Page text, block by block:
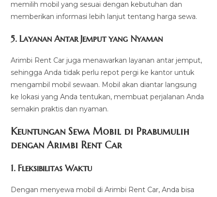
memilih mobil yang sesuai dengan kebutuhan dan
memberikan informasi lebih lanjut tentang harga sewa.
5.Layanan Antar Jemput yang Nyaman
Arimbi Rent Car juga menawarkan layanan antar jemput,
sehingga Anda tidak perlu repot pergi ke kantor untuk
mengambil mobil sewaan. Mobil akan diantar langsung
ke lokasi yang Anda tentukan, membuat perjalanan Anda
semakin praktis dan nyaman.
Keuntungan Sewa Mobil di Prabumulih
dengan Arimbi Rent Car
1.Fleksibilitas Waktu
Dengan menyewa mobil di Arimbi Rent Car, Anda bisa